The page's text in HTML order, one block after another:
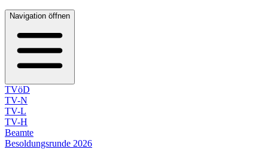
Navigation öffnen
TVöD
TV-N
TV-L
TV-H
Beamte
Besoldungsrunde 2026